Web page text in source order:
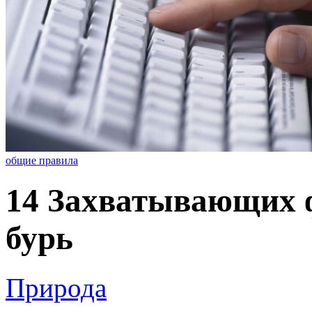
общие правила
14 Захватывающих
бурь
Природа